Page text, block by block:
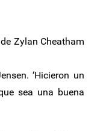
Zylan Cheatham
‘Hicieron un
sea una buena